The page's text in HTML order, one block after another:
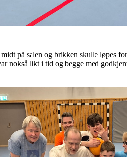
på salen og brikken skulle løpes
nokså likt i tid og begge med